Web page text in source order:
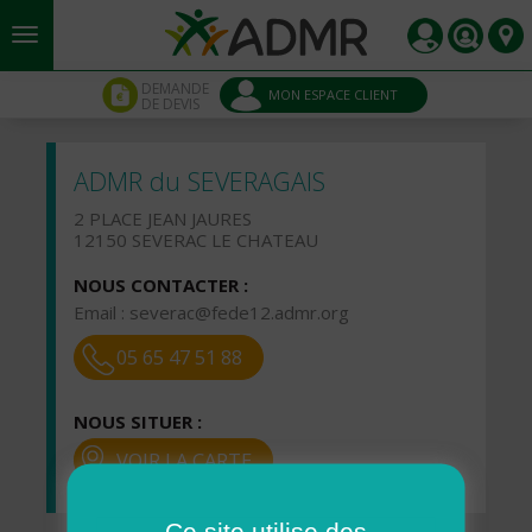
Aller au contenu principal
DEMANDE
DE DEVIS MON ESPACE CLIENT
ADMR du SEVERAGAIS
2 PLACE JEAN JAURES
12150 SEVERAC LE CHATEAU
NOUS CONTACTER :
Email : severac@fede12.admr.org
05 65 47 51 88
NOUS SITUER :
VOIR LA CARTE
Panneau de gestion des cookies